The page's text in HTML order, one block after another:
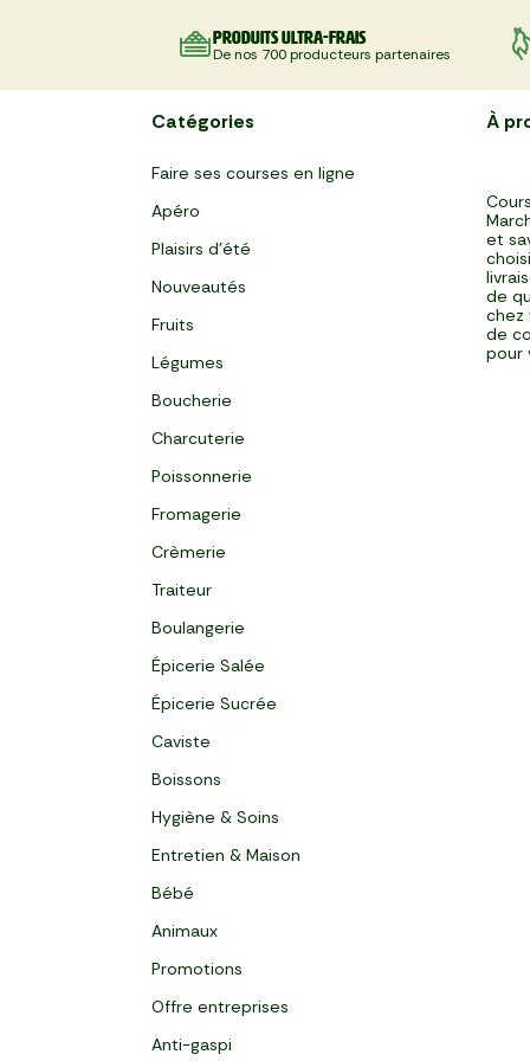
Produits ultra-frais
De nos 700 producteurs partenaires
Catégories
Faire ses courses en ligne
Apéro
Plaisirs d'été
Nouveautés
Fruits
Légumes
Boucherie
Charcuterie
Poissonnerie
Fromagerie
Crèmerie
Traiteur
Boulangerie
Épicerie Salée
Épicerie Sucrée
Caviste
Boissons
Hygiène & Soins
Entretien & Maison
Bébé
Animaux
Promotions
Offre entreprises
Anti-gaspi
À
et
de
chez
de
pour